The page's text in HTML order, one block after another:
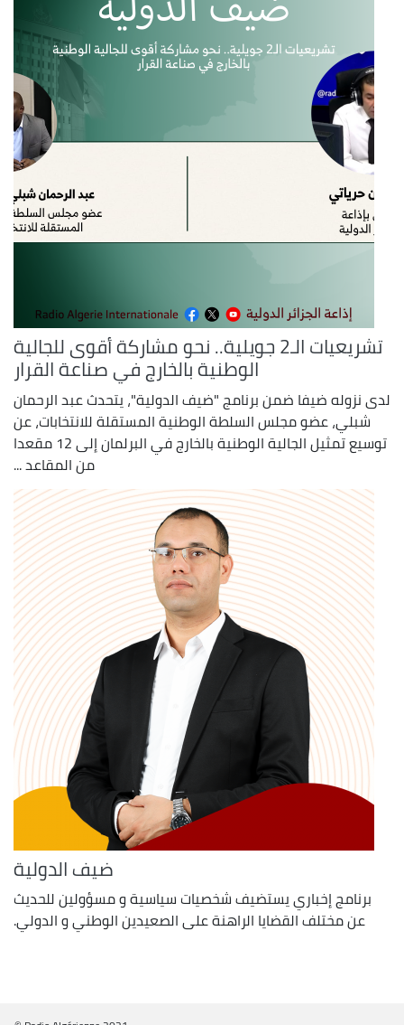
تشريعيات الـ2 جويلية.. نحو مشاركة أقوى للجالية
الوطنية بالخارج في صناعة القرار
لدى نزوله ضيفا ضمن برنامج "ضيف الدولية"، يتحدث عبد الرحمان
شبلي، عضو مجلس السلطة الوطنية المستقلة للانتخابات، عن
توسيع تمثيل الجالية الوطنية بالخارج في البرلمان إلى 12 مقعدا
من المقاعد ...
ضيف الدولية
برنامج إخباري يستضيف شخصيات سياسية و مسؤولين للحديث
عن مختلف القضايا الراهنة على الصعيدين الوطني و الدولي.